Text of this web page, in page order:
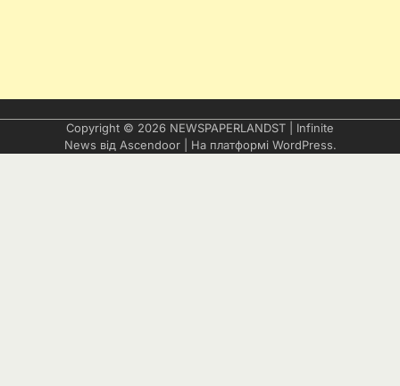
Copyright © 2026 NEWSPAPERLANDST | Infinite
News від Ascendoor| На платформі WordPress.